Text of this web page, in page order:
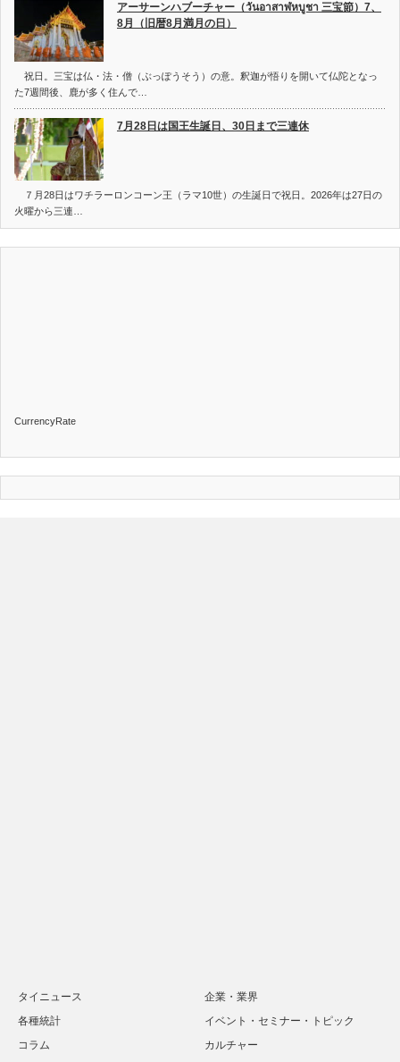
アーサーンハブーチャー（วันอาสาฬหบูชา 三宝節）7、
8月（旧暦8月満月の日）
祝日。三宝は仏・法・僧（ぶっぽうそう）の意。釈迦が悟りを開いて仏陀となっ
た7週間後、鹿が多く住んで…
7月28日は国王生誕日、30日まで三連休
７月28日はワチラーロンコーン王（ラマ10世）の生誕日で祝日。2026年は27日の
火曜から三連…
CurrencyRate
タイニュース
企業・業界
各種統計
イベント・セミナー・トピック
コラム
カルチャー